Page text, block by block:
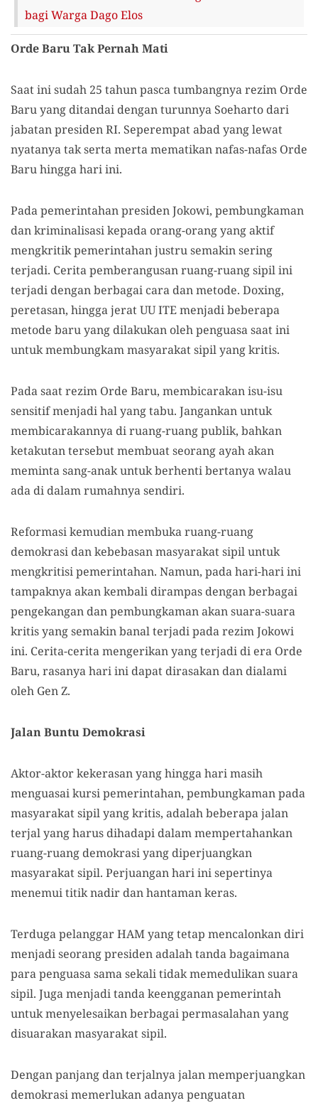
bagi Warga Dago Elos
Orde Baru Tak Pernah Mati
Saat ini sudah 25 tahun pasca tumbangnya rezim Orde
Baru yang ditandai dengan turunnya Soeharto dari
jabatan presiden RI. Seperempat abad yang lewat
nyatanya tak serta merta mematikan nafas-nafas Orde
Baru hingga hari ini.
Pada pemerintahan presiden Jokowi, pembungkaman
dan kriminalisasi kepada orang-orang yang aktif
mengkritik pemerintahan justru semakin sering
terjadi. Cerita pemberangusan ruang-ruang sipil ini
terjadi dengan berbagai cara dan metode. Doxing,
peretasan, hingga jerat UU ITE menjadi beberapa
metode baru yang dilakukan oleh penguasa saat ini
untuk membungkam masyarakat sipil yang kritis.
Pada saat rezim Orde Baru, membicarakan isu-isu
sensitif menjadi hal yang tabu. Jangankan untuk
membicarakannya di ruang-ruang publik, bahkan
ketakutan tersebut membuat seorang ayah akan
meminta sang-anak untuk berhenti bertanya walau
ada di dalam rumahnya sendiri.
Reformasi kemudian membuka ruang-ruang
demokrasi dan kebebasan masyarakat sipil untuk
mengkritisi pemerintahan. Namun, pada hari-hari ini
tampaknya akan kembali dirampas dengan berbagai
pengekangan dan pembungkaman akan suara-suara
kritis yang semakin banal terjadi pada rezim Jokowi
ini. Cerita-cerita mengerikan yang terjadi di era Orde
Baru, rasanya hari ini dapat dirasakan dan dialami
oleh Gen Z.
Jalan Buntu Demokrasi
Aktor-aktor kekerasan yang hingga hari masih
menguasai kursi pemerintahan, pembungkaman pada
masyarakat sipil yang kritis, adalah beberapa jalan
terjal yang harus dihadapi dalam mempertahankan
ruang-ruang demokrasi yang diperjuangkan
masyarakat sipil. Perjuangan hari ini sepertinya
menemui titik nadir dan hantaman keras.
Terduga pelanggar HAM yang tetap mencalonkan diri
menjadi seorang presiden adalah tanda bagaimana
para penguasa sama sekali tidak memedulikan suara
sipil. Juga menjadi tanda keengganan pemerintah
untuk menyelesaikan berbagai permasalahan yang
disuarakan masyarakat sipil.
Dengan panjang dan terjalnya jalan memperjuangkan
demokrasi memerlukan adanya penguatan